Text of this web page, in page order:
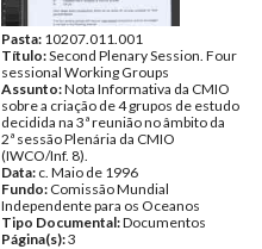
Pasta: 10207.011.001
Título:Second Plenary Session. Four
sessional Working Groups
Assunto:Nota Informativa da CMIO
sobre a criação de 4 grupos de estudo
decidida na 3ª reunião no âmbito da
2ª sessão Plenária da CMIO
(IWCO/Inf. 8).
Data: c. Maio de 1996
Fundo: Comissão Mundial
Independente para os Oceanos
Tipo Documental:Documentos
Página(s):3